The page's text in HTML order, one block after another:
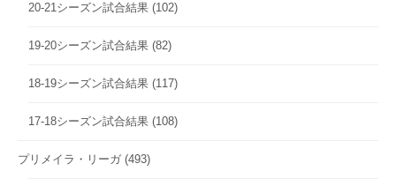
20-21シーズン試合結果 (102)
19-20シーズン試合結果 (82)
18-19シーズン試合結果 (117)
17-18シーズン試合結果 (108)
プリメイラ・リーガ (493)